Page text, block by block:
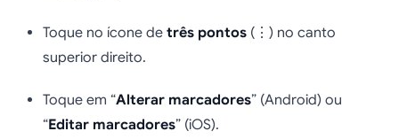
Toque no ícone de três pontos (⋮) no canto
superior direito.
Toque em “Alterar marcadores” (Android) ou
“Editar marcadores” (iOS).